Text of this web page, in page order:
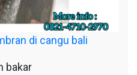
di cangu bali
bakar